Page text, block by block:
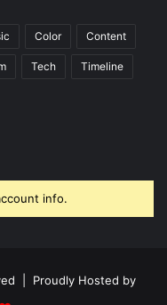
Color Content
Tech Timeline
info.
| Proudly Hosted by